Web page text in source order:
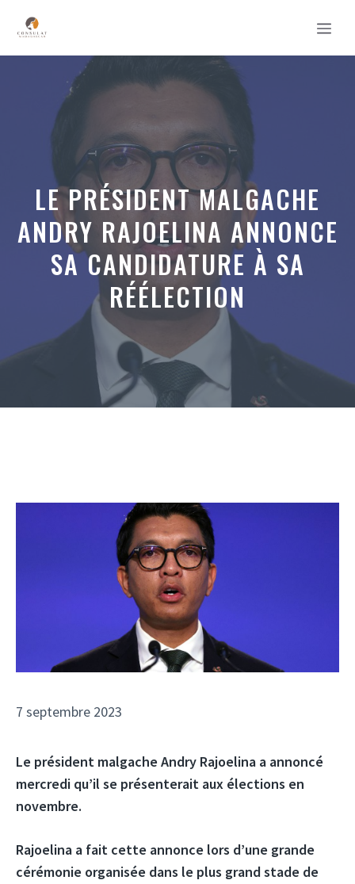
contenu
LE PRÉSIDENT MALGACHE
ANDRY RAJOELINA ANNONCE
SA CANDIDATURE À SA
RÉÉLECTION
7 septembre 2023
Le président malgache Andry Rajoelina a annoncé
mercredi qu’il se présenterait aux élections en
novembre.
Rajoelina a fait cette annonce lors d’une grande
cérémonie organisée dans le plus grand stade de